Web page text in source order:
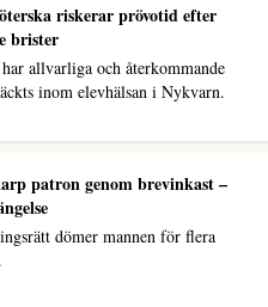
riskerar prövotid efter
brister
allvarliga och återkommande
inom elevhälsan i Nykvarn.
patron genom brevinkast –
dömer mannen för flera